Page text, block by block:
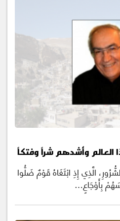
العالم وأشدهم شراً وفتكاً
الَّذِي إِذِ ابْتَغَاهُ قَوْمٌ ضَلُّوا
بِأَوْجَاعٍ…